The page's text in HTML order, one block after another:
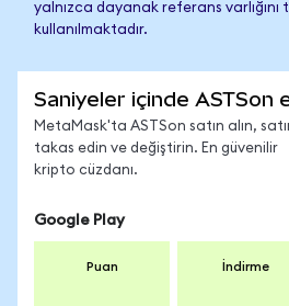
yalnızca dayanak referans varlığını
kullanılmaktadır.
Saniyeler içinde ASTSon
MetaMask'ta ASTSon satın alın,
takas edin ve değiştirin. En güvenilir
kripto cüzdanı.
Google Play
Puan İndirme